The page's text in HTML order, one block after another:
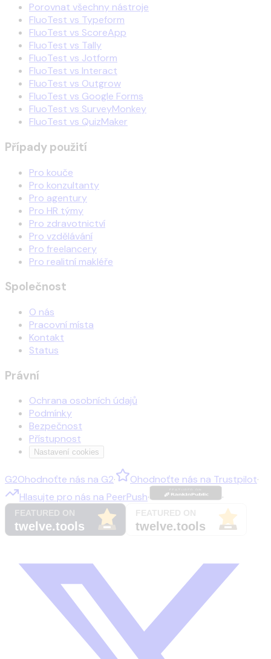
Porovnat všechny nástroje
FluoTest vs Typeform
FluoTest vs ScoreApp
FluoTest vs Tally
FluoTest vs Jotform
FluoTest vs Interact
FluoTest vs Outgrow
FluoTest vs Google Forms
FluoTest vs SurveyMonkey
FluoTest vs QuizMaker
Případy použití
Pro kouče
Pro konzultanty
Pro agentury
Pro HR týmy
Pro zdravotnictví
Pro vzdělávání
Pro freelancery
Pro realitní makléře
Společnost
O nás
Pracovní místa
Kontakt
Status
Právní
Ochrana osobních údajů
Podmínky
Bezpečnost
Přístupnost
Nastavení cookies
G2Ohodnoťte nás na G2· Ohodnoťte nás na Trustpilot·
Hlasujte pro nás na PeerPush· ·